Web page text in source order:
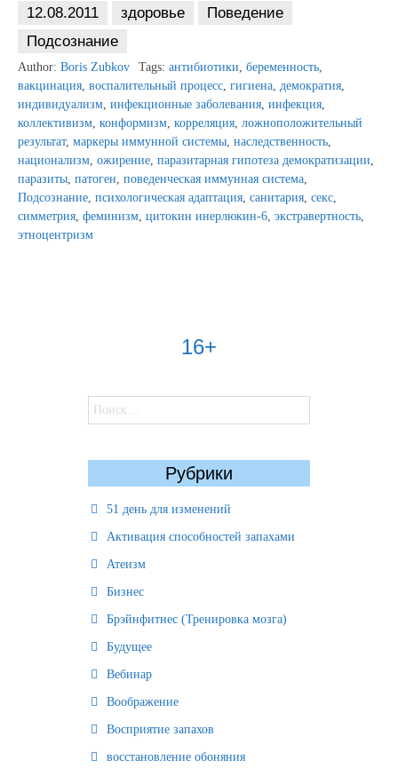
12.08.2011 здоровье
Поведение
Подсознание
Author: Boris Zubkov Tags: антибиотики, беременность,
вакцинация, воспалительный процесс, гигиена, демократия,
индивидуализм, инфекционные заболевания, инфекция,
коллективизм, конформизм, корреляция, ложноположительный
результат, маркеры иммунной системы, наследственность,
национализм, ожирение, паразитарная гипотеза демократизации,
паразиты, патоген, поведенческая иммунная система,
Подсознание, психологическая адаптация, санитария, секс,
симметрия, феминизм, цитокин инерлюкин-6, экстравертность,
этноцентризм
16+
Найти:
Рубрики
51 день для изменений
Активация способностей запахами
Атеизм
Бизнес
Брэйнфитнес (Тренировка мозга)
Будущее
Вебинар
Воображение
Восприятие запахов
восстановление обоняния